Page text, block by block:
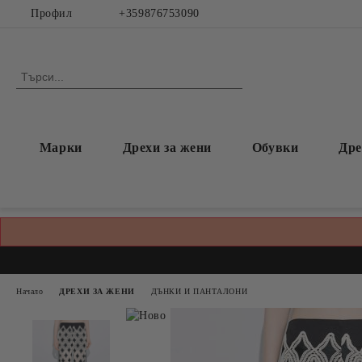
Профил +359876753090
Марки Дрехи за жени Обувки
Начало ДРЕХИ ЗА ЖЕНИ ДЪНКИ И ПАНТАЛОНИ